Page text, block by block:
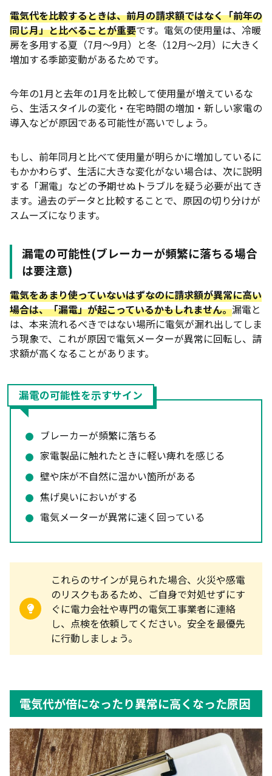
電気代を比較するときは、前月の請求額ではなく「前年の
同じ月」と比べることが重要です。電気の使用量は、冷暖
房を多用する夏（7月〜9月）と冬（12月〜2月）に大きく
増加する季節変動があるためです。
今年の1月と去年の1月を比較して使用量が増えているな
ら、生活スタイルの変化・在宅時間の増加・新しい家電の
導入などが原因である可能性が高いでしょう。
もし、前年同月と比べて使用量が明らかに増加しているに
もかかわらず、生活に大きな変化がない場合は、次に説明
する「漏電」などの予期せぬトラブルを疑う必要が出てき
ます。過去のデータと比較することで、原因の切り分けが
スムーズになります。
漏電の可能性(ブレーカーが頻繁に落ちる場合
は要注意)
電気をあまり使っていないはずなのに請求額が異常に高い
場合は、「漏電」が起こっているかもしれません。漏電と
は、本来流れるべきではない場所に電気が漏れ出してしま
う現象で、これが原因で電気メーターが異常に回転し、請
求額が高くなることがあります。
漏電の可能性を示すサイン
ブレーカーが頻繁に落ちる
家電製品に触れたときに軽い痺れを感じる
壁や床が不自然に温かい箇所がある
焦げ臭いにおいがする
電気メーターが異常に速く回っている
これらのサインが見られた場合、火災や感電
のリスクもあるため、ご自身で対処せずにす
ぐに電力会社や専門の電気工事業者に連絡
し、点検を依頼してください。安全を最優先
に行動しましょう。
電気代が倍になったり異常に高くなった原因